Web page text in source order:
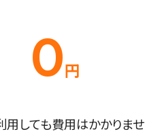
0円
用しても費用はかかりませ